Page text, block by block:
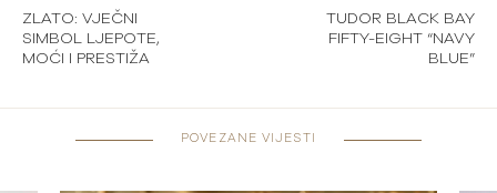
ZLATO: VJEČNI
SIMBOL LJEPOTE,
MOĆI I PRESTIŽA
TUDOR BLACK BAY
FIFTY-EIGHT “NAVY
BLUE”
POVEZANE VIJESTI